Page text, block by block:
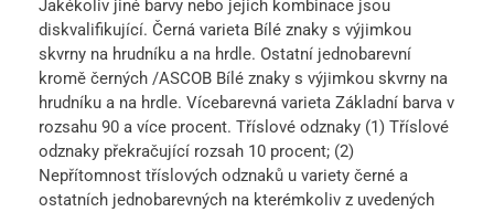
Jakékoliv jiné barvy nebo jejich kombinace jsou
diskvalifikující. Černá varieta Bílé znaky s výjimkou
skvrny na hrudníku a na hrdle. Ostatní jednobarevní
kromě černých /ASCOB Bílé znaky s výjimkou skvrny na
hrudníku a na hrdle. Vícebarevná varieta Základní barva v
rozsahu 90 a více procent. Tříslové odznaky (1) Tříslové
odznaky překračující rozsah 10 procent; (2)
Nepřítomnost tříslových odznaků u variety černé a
ostatních jednobarevných na kterémkoliv z uvedených